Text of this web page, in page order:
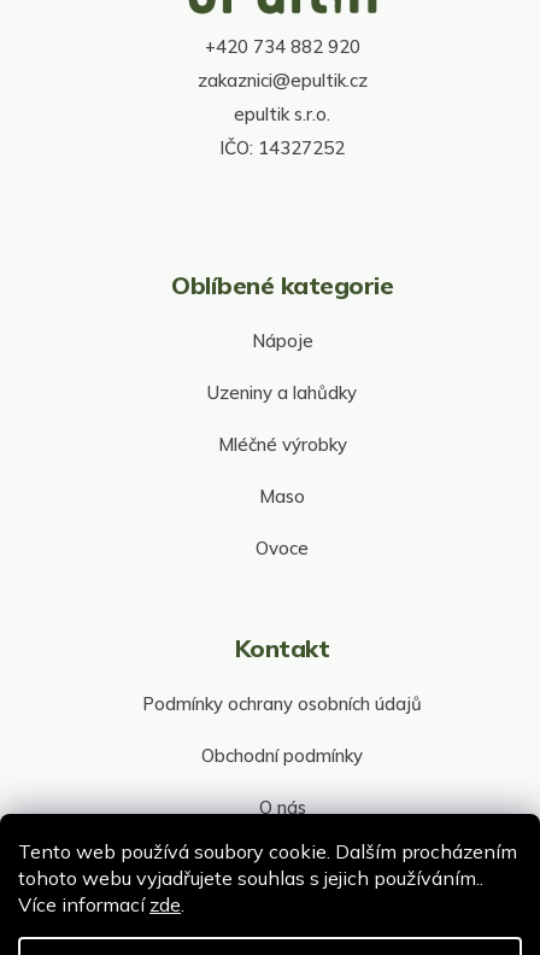
Tento web používá soubory cookie. Dalším procházením
tohoto webu vyjadřujete souhlas s jejich používáním..
Více informací zde.
p
r
v
k
y
v
ý
+420 734 882 920
zakaznici@epultik.cz
epultik s.r.o.
IČO: 14327252
Oblíbené kategorie
Nápoje
Uzeniny a lahůdky
Mléčné výrobky
Maso
Ovoce
Kontakt
Podmínky ochrany osobních údajů
Obchodní podmínky
O nás
Kontakt společnosti